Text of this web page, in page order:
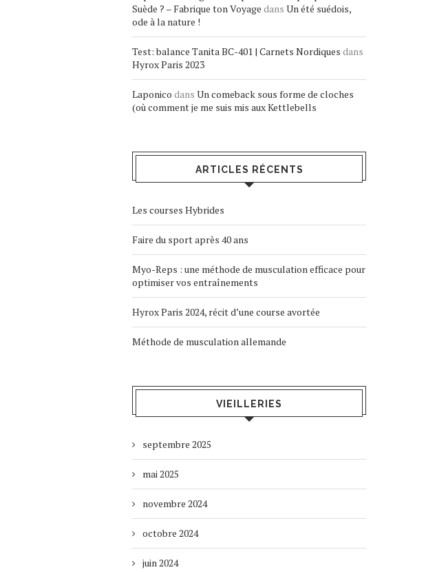
Suède ? – Fabrique ton Voyage dans Un été suédois,
ode à la nature !
Test: balance Tanita BC-401 | Carnets Nordiques dans
Hyrox Paris 2023
Laponico dans Un comeback sous forme de cloches
(où comment je me suis mis aux Kettlebells
ARTICLES RÉCENTS
Les courses Hybrides
Faire du sport après 40 ans
Myo-Reps : une méthode de musculation efficace pour
optimiser vos entraînements
Hyrox Paris 2024, récit d’une course avortée
Méthode de musculation allemande
VIEILLERIES
septembre 2025
mai 2025
novembre 2024
octobre 2024
juin 2024